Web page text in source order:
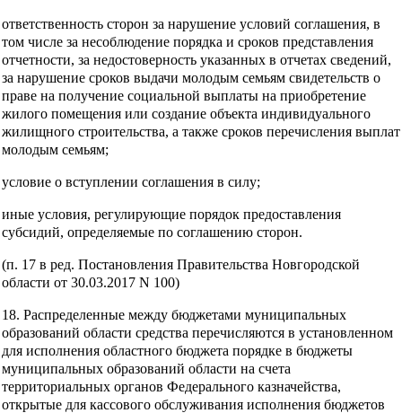
ответственность сторон за нарушение условий соглашения, в
том числе за несоблюдение порядка и сроков представления
отчетности, за недостоверность указанных в отчетах сведений,
за нарушение сроков выдачи молодым семьям свидетельств о
праве на получение социальной выплаты на приобретение
жилого помещения или создание объекта индивидуального
жилищного строительства, а также сроков перечисления выплат
молодым семьям;
условие о вступлении соглашения в силу;
иные условия, регулирующие порядок предоставления
субсидий, определяемые по соглашению сторон.
(п. 17 в ред. Постановления Правительства Новгородской
области от 30.03.2017 N 100)
18. Распределенные между бюджетами муниципальных
образований области средства перечисляются в установленном
для исполнения областного бюджета порядке в бюджеты
муниципальных образований области на счета
территориальных органов Федерального казначейства,
открытые для кассового обслуживания исполнения бюджетов